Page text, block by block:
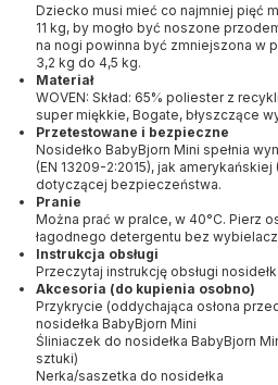
Dziecko musi mieć co najmniej pięć
11 kg, by mogło być noszone
na nogi powinna być zmniejszona w
3,2 kg do 4,5 kg.
Materiał
WOVEN: Skład: 65% poliester z
super miękkie, Bogate, błyszczące
Przetestowane i bezpieczne
Nosidełko BabyBjorn Mini spełnia
(EN 13209-2:2015), jak
dotyczącej bezpieczeństwa.
Pranie
Można prać w pralce, w 40°C. Pierz
łagodnego detergentu bez
Instrukcja obsługi
Przeczytaj instrukcję obsługi
Akcesoria (do kupienia osobno)
Przykrycie (oddychająca osłona
nosidełka BabyBjorn Mini
Śliniaczek do nosidełka BabyBjorn
sztuki)
Nerka/saszetka do nosidełka